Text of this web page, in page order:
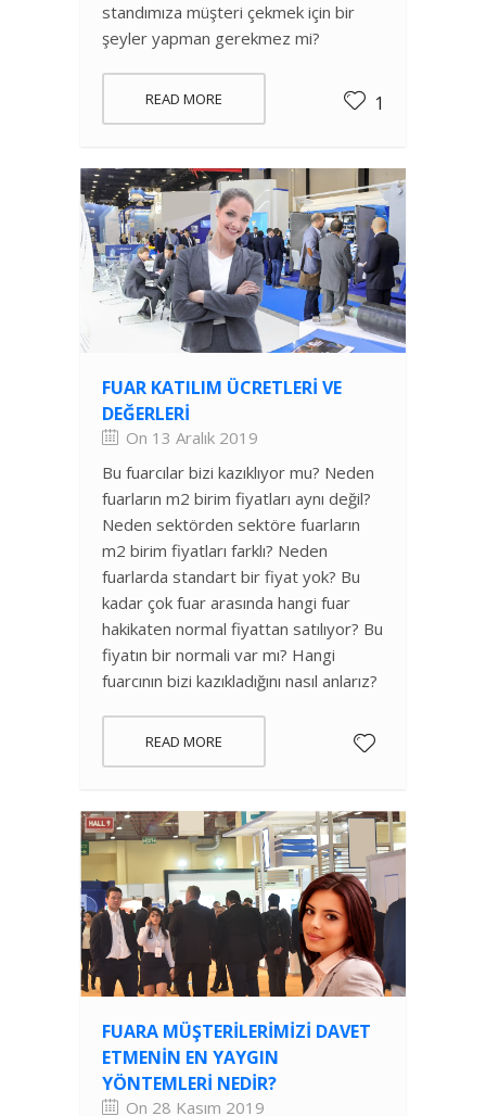
standımıza müşteri çekmek için bir
şeyler yapman gerekmez mi?
READ MORE 1
FUAR KATILIM ÜCRETLERI VE
DEĞERLERI
On 13 Aralık 2019
Bu fuarcılar bizi kazıklıyor mu? Neden
fuarların m2 birim fiyatları aynı değil?
Neden sektörden sektöre fuarların
m2 birim fiyatları farklı? Neden
fuarlarda standart bir fiyat yok? Bu
kadar çok fuar arasında hangi fuar
hakikaten normal fiyattan satılıyor? Bu
fiyatın bir normali var mı? Hangi
fuarcının bizi kazıkladığını nasıl anlarız?
READ MORE
FUARA MÜŞTERILERIMIZI DAVET
ETMENIN EN YAYGIN
YÖNTEMLERI NEDIR?
On 28 Kasım 2019